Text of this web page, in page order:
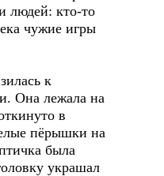
людей: кто-то
чужие игры
к
Она лежала на
в
пёрышки на
была
украшал